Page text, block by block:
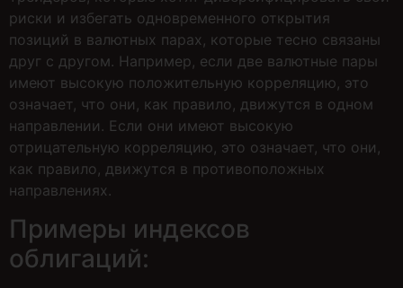
риски и избегать одновременного открытия
позиций в валютных парах, которые тесно связаны
друг с другом. Например, если две валютные пары
имеют высокую положительную корреляцию, это
означает, что они, как правило, движутся в одном
направлении. Если они имеют высокую
отрицательную корреляцию, это означает, что они,
как правило, движутся в противоположных
направлениях.
Примеры индексов
облигаций: